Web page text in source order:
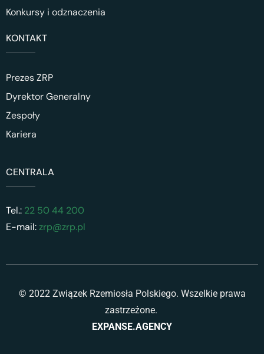
Konkursy i odznaczenia
KONTAKT
Prezes ZRP
Dyrektor Generalny
Zespoły
Kariera
CENTRALA
Tel.: 22 50 44 200
E-mail:zrp@zrp.pl
© 2022 Związek Rzemiosła Polskiego. Wszelkie prawa
zastrzeżone.
EXPANSE.AGENCY